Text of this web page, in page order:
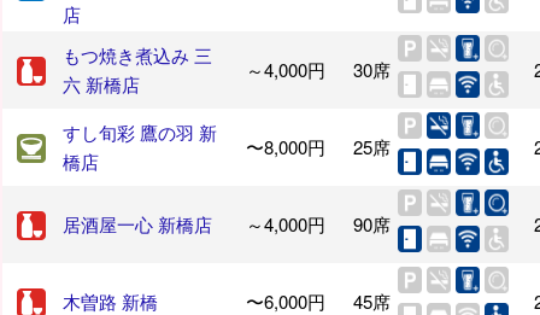
店
もつ焼き煮込み 三
六 新橋店
～4,000円 30席
すし旬彩 鷹の羽 新
橋店
〜8,000円 25席
居酒屋一心 新橋店 ～4,000円 90席
木曽路 新橋 〜6,000円 45席